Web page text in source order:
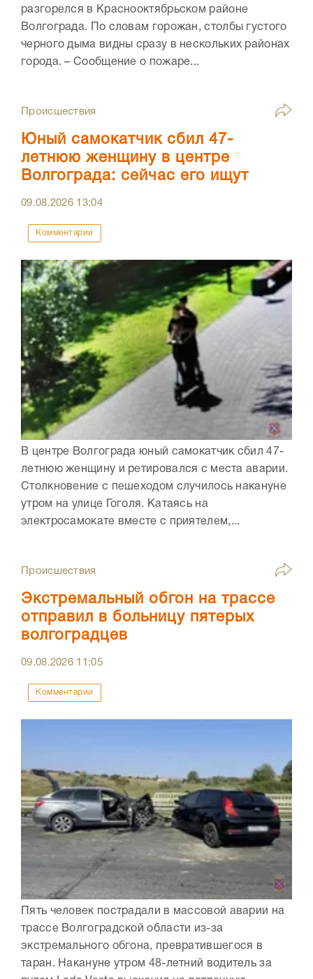
разгорелся в Краснооктябрьском районе
Волгограда. По словам горожан, столбы густого
черного дыма видны сразу в нескольких районах
города. – Сообщение о пожаре...
Происшествия
Юный самокатчик сбил 47-
летнюю женщину в центре
Волгограда: сейчас его ищут
09.08.2026 13:04
Комментарии
В центре Волгограда юный самокатчик сбил 47-
летнюю женщину и ретировался с места аварии.
Столкновение с пешеходом случилось накануне
утром на улице Гоголя. Катаясь на
электросамокате вместе с приятелем,...
Происшествия
Экстремальный обгон на трассе
отправил в больницу пятерых
волгоградцев
09.08.2026 11:05
Комментарии
Пять человек пострадали в массовой аварии на
трассе Волгоградской области из-за
экстремального обгона, превратившегося в
таран. Накануне утром 48-летний водитель за